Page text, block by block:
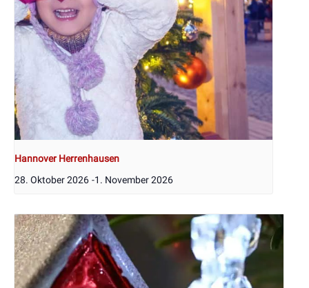
Hannover Herrenhausen
28. Oktober 2026 -1. November 2026